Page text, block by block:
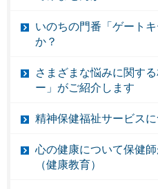
いのちの門番「ゲート
か？
さまざまな悩みに関す
ー」がご紹介します
精神保健福祉サービス
心の健康について保健
（健康教育）